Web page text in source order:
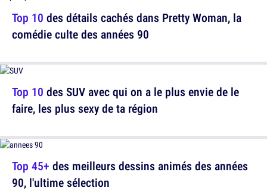
Top 10 des SUV avec qui on a le plus envie de le
faire, les plus sexy de ta région
Top 10 des détails cachés dans Pretty Woman, la
comédie culte des années 90
Top 45+ des meilleurs dessins animés des années
90, l'ultime sélection